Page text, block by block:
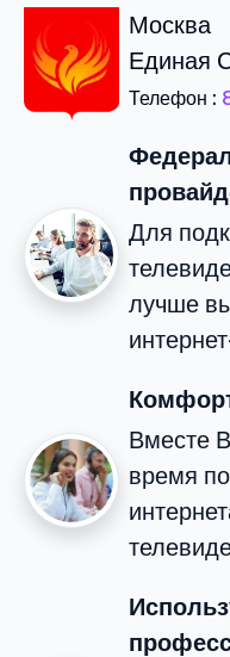
Москва
Единая
Телефон :
Для
лучше
Вместе
время